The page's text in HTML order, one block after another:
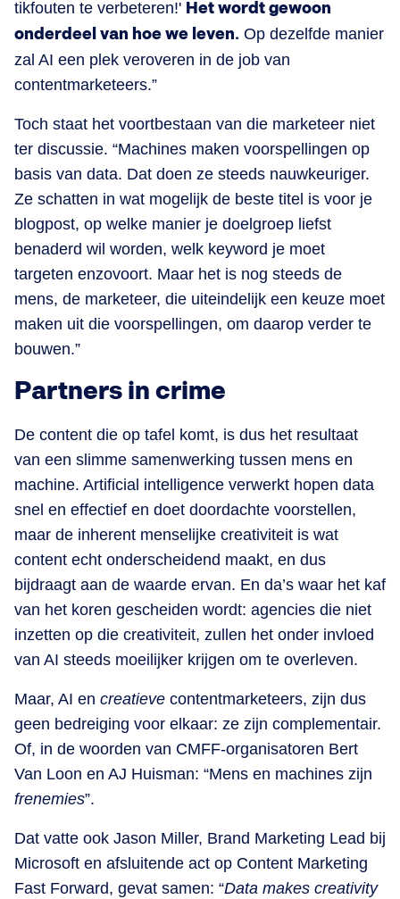
tikfouten te verbeteren!' Het wordt gewoon
onderdeel van hoe we leven. Op dezelfde manier
zal AI een plek veroveren in de job van
contentmarketeers.”
Toch staat het voortbestaan van die marketeer niet
ter discussie. “Machines maken voorspellingen op
basis van data. Dat doen ze steeds nauwkeuriger.
Ze schatten in wat mogelijk de beste titel is voor je
blogpost, op welke manier je doelgroep liefst
benaderd wil worden, welk keyword je moet
targeten enzovoort. Maar het is nog steeds de
mens, de marketeer, die uiteindelijk een keuze moet
maken uit die voorspellingen, om daarop verder te
bouwen.”
Partners in crime
De content die op tafel komt, is dus het resultaat
van een slimme samenwerking tussen mens en
machine. Artificial intelligence verwerkt hopen data
snel en effectief en doet doordachte voorstellen,
maar de inherent menselijke creativiteit is wat
content echt onderscheidend maakt, en dus
bijdraagt aan de waarde ervan. En da’s waar het kaf
van het koren gescheiden wordt: agencies die niet
inzetten op die creativiteit, zullen het onder invloed
van AI steeds moeilijker krijgen om te overleven.
Maar, AI en creatieve contentmarketeers, zijn dus
geen bedreiging voor elkaar: ze zijn complementair.
Of, in de woorden van CMFF-organisatoren Bert
Van Loon en AJ Huisman: “Mens en machines zijn
frenemies”.
Dat vatte ook Jason Miller, Brand Marketing Lead bij
Microsoft en afsluitende act op Content Marketing
Fast Forward, gevat samen: “Data makes creativity